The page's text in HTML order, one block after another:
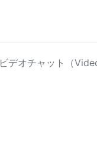
ビデオチャット（